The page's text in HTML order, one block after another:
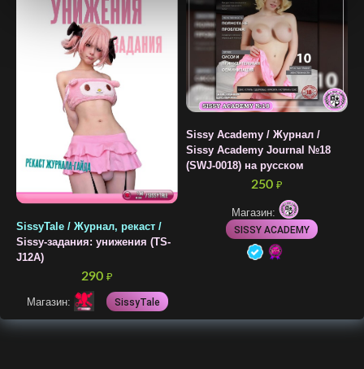
SissyTale / Журнал, рекаст /
Sissy-задания: унижения (TS-
J12A)
290 ₽
Магазин: SissyTale
Sissy Academy / Журнал /
Sissy Academy Journal №18
(SWJ-0018) на русском
250 ₽
Магазин:
SISSY ACADEMY